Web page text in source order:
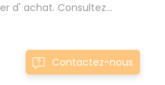
Consultez
mais également aux
Nos appartement
au meilleur
au plus grand nombre de
Contactez-nous